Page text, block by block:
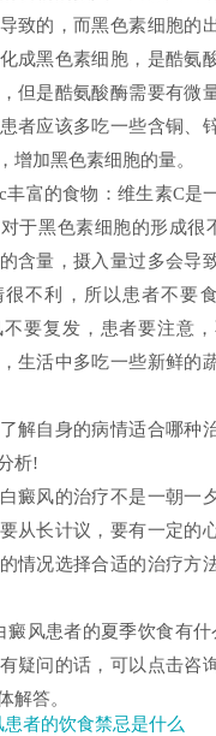
致的，而黑色素细胞的
成黑色素细胞，是酷氨
但是酷氨酸酶需要有微
者应该多吃一些含铜、
增加黑色素细胞的量。
的食物：维生素C是
于黑色素细胞的形成很
含量，摄入量过多会导
不利，所以患者不要
要复发，患者要注意
生活中多吃一些新鲜的
自身的病情适合哪种
析!
风的治疗不是一朝一
从长计议，要有一定的
情况选择合适的治疗方
风患者的夏季饮食有什
疑问的话，可以点击咨
解答。
患者的饮食禁忌是什么